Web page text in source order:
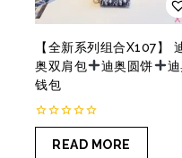
【全新系列组合X107】
奥双肩包
迪奥圆饼
钱包
0
READ MORE